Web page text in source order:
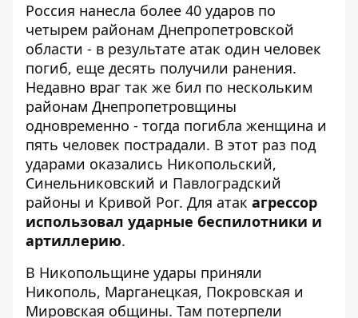
Россия нанесла более 40 ударов по
четырем районам Днепропетровской
области - в результате атак один человек
погиб, еще десять получили ранения.
Недавно враг так же бил по нескольким
районам Днепропетровщины
одновременно - тогда погибла женщина и
пять человек пострадали. В этот раз под
ударами оказались Никопольский,
Синельниковский и Павлоградский
районы и Кривой Рог. Для атак агрессор
использовал ударные беспилотники и
артиллерию.
В Никопольщине удары приняли
Никополь, Марганецкая, Покровская и
Мировская общины. Там потерпели